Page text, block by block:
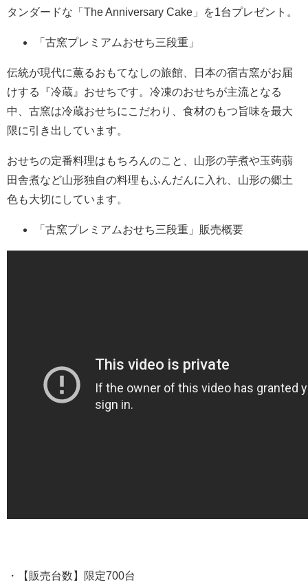
タンダードな「The Anniversary Cake」を1台プレゼント。
「古窯プレミアムおせち三段重」
伝統が現代に薫るおもてなしの旅館、日本の宿古窯がお届
けする『冷蔵』おせちです。冷凍のおせちが主流となる
中、古窯は冷蔵おせちにこだわり、食材のもつ旨味を最大
限に引き出しています。
おせちの定番料理はもちろんのこと、山形の芋煮や玉蒟蒻
田舎煮など山形独自の料理もふんだんに入れ、山形の郷土
色も大切にしています。
「古窯プレミアムおせち三段重」販売概要
・【販売台数】限定700台